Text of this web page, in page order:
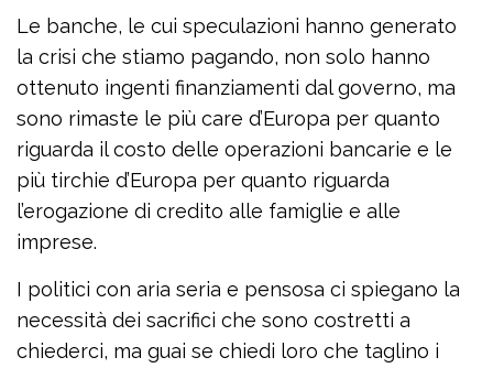
Le banche, le cui speculazioni hanno generato
la crisi che stiamo pagando, non solo hanno
ottenuto ingenti finanziamenti dal governo, ma
sono rimaste le più care d’Europa per quanto
riguarda il costo delle operazioni bancarie e le
più tirchie d’Europa per quanto riguarda
l’erogazione di credito alle famiglie e alle
imprese.
I politici con aria seria e pensosa ci spiegano la
necessità dei sacrifici che sono costretti a
chiederci, ma guai se chiedi loro che taglino i